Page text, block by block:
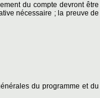
du compte devront être
nécessaire ; la preuve de
du programme et du